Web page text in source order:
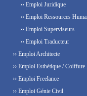
›› Emploi Juridique
›› Emploi Ressources
›› Emploi Superviseurs
›› Emploi Traducteur
›› Emploi Architecte
›› Emploi Esthétique / Coiffure
›› Emploi Freelance
›› Emploi Génie Civil